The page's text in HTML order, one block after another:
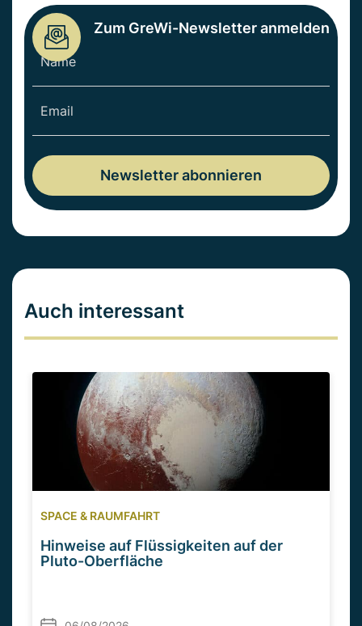
Zum GreWi-Newsletter anmelden
Auch interessant
SPACE & RAUMFAHRT
Hinweise auf Flüssigkeiten auf der
Pluto-Oberfläche